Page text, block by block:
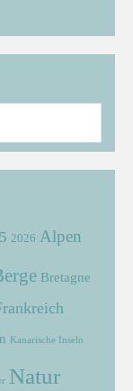
2026 Alpen
Bretagne
Kanarische Inseln
Natur